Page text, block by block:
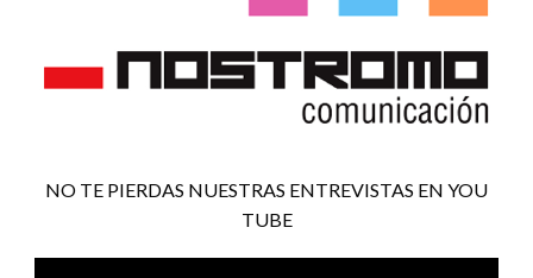
NO TE PIERDAS NUESTRAS ENTREVISTAS EN YOU
TUBE